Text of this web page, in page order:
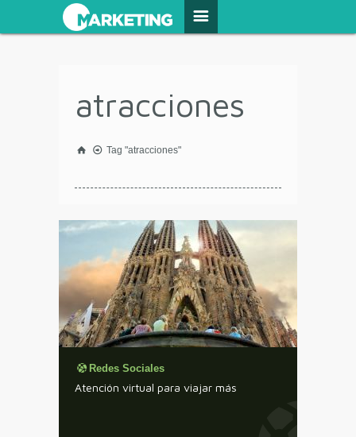
atracciones
Tag "atracciones"
Redes Sociales
Atención virtual para viajar más